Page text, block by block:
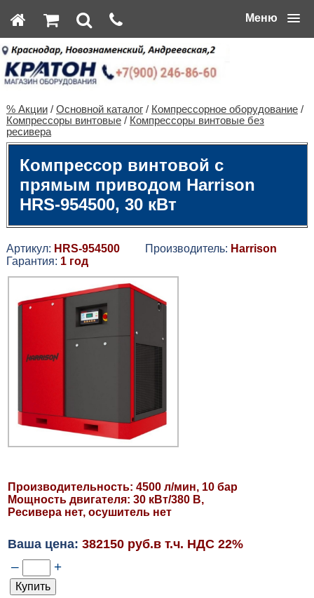
Меню
% Акции/ Основной каталог/ Компрессорное оборудование/
Компрессоры винтовые/ Компрессоры винтовые без
ресивера
Компрессор винтовой с
прямым приводом Harrison
HRS-954500, 30 кВт
Артикул: HRS-954500Производитель: Harrison
Гарантия: 1 год
Производительность: 4500 л/мин, 10 бар
Мощность двигателя: 30 кВт/380 В,
Ресивера нет, осушитель нет
Ваша цена: 382150 руб.в т.ч. НДС 22%
– +